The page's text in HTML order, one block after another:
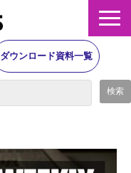
ダウンロード資料一覧